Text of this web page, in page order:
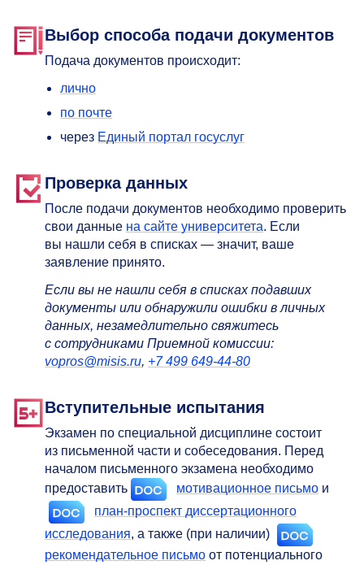
Выбор способа подачи документов
Подача документов происходит:
лично
по почте
через Единый портал госуслуг
Проверка данных
После подачи документов необходимо проверить
свои данные на сайте университета. Если
вы нашли себя в списках — значит, ваше
заявление принято.
Если вы не нашли себя в списках подавших
документы или обнаружили ошибки в личных
данных, незамедлительно свяжитесь
с сотрудниками Приемной комиссии:
vopros@misis.ru, +7 499 649-44-80
Вступительные испытания
Экзамен по специальной дисциплине состоит
из письменной части и собеседования. Перед
началом письменного экзамена необходимо
предоставить
мотивационное письмо и
план-проспект диссертационного
исследования, а также (при наличии)
рекомендательное письмо от потенциального